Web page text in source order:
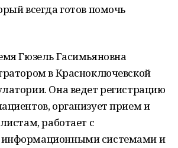
всегда готов помочь
Гюзель Гасимьяновна
в Красноключевской
Она ведет регистрацию
организует прием и
работает с
системами и